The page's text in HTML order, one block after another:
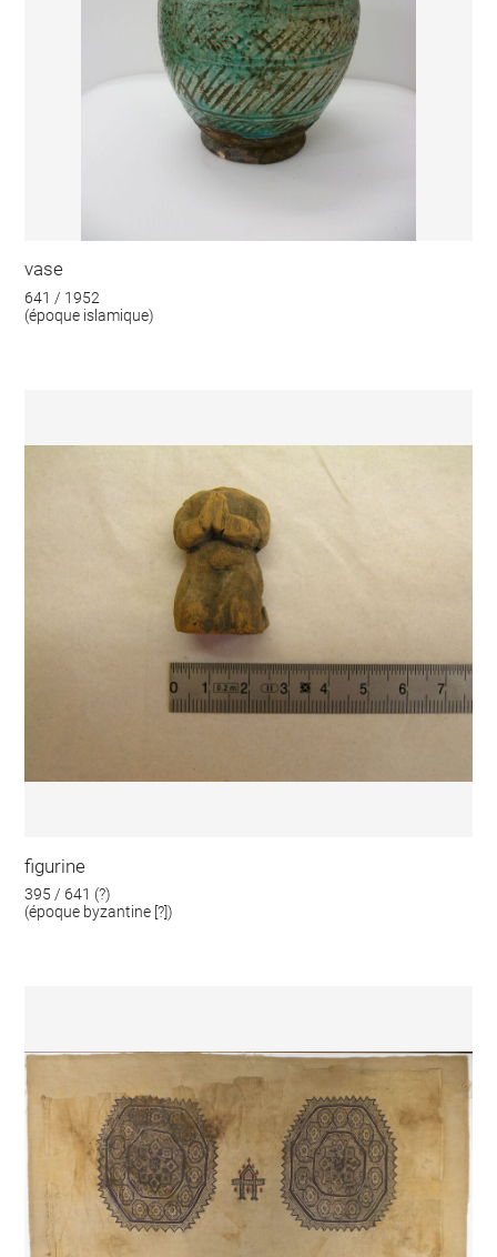
vase
641 / 1952
(époque islamique)
figurine
395 / 641 (?)
(époque byzantine [?])